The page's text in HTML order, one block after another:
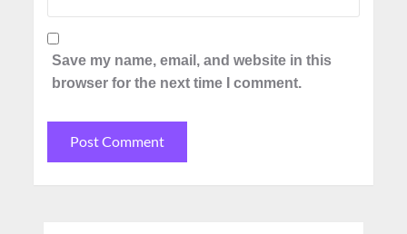
Save my name, email, and website in this
browser for the next time I comment.